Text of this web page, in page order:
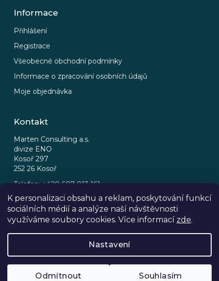
K personalizaci obsahu a reklam, poskytování funkcí
sociálních médií a analýze naší návštěvnosti
využíváme soubory cookies. Více informací zde.
Nastavení
Odmítnout Souhlasím
Informace
Přihlášení
Registrace
Všeobecné obchodní podmínky
Informace o zpracování osobních údajů
Moje objednávka
Kontakt
Marten Consulting a.s.
divize ENO
Kosoř 297
252 26 Kosoř
Telefon: +420 607 013 161
Email: eno@eno.cz
FB IG
Copyright © 2026, ENO Wine Shop.